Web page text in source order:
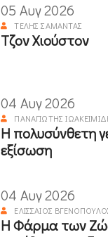
05 Αυγ 2026
ΤΈΛΗΣ ΣΑΜΑΝΤΆΣ
Τζον Χιούστον
04 Αυγ 2026
ΠΑΝΑΓΙΏΤΗΣ
Η πολυσύνθετη
εξίσωση
04 Αυγ 2026
ΕΛΙΣΣΑΊΟΣ
Η Φάρμα των